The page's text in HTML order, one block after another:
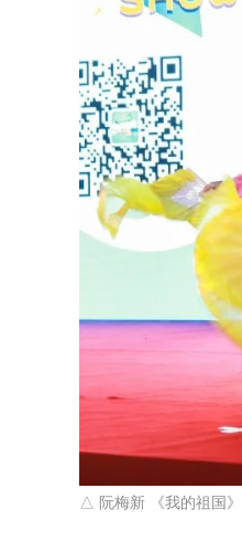
△ 阮梅新 《我的祖国》